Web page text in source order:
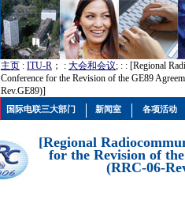
主页 : ITU-R ； : 大会和会议; : : [Regional
Conference for the Revision of the GE89
Rev.GE89)]
[Regional
for the Revision of
(RRC-06-
国际电联三大部门 新闻室 各项活动